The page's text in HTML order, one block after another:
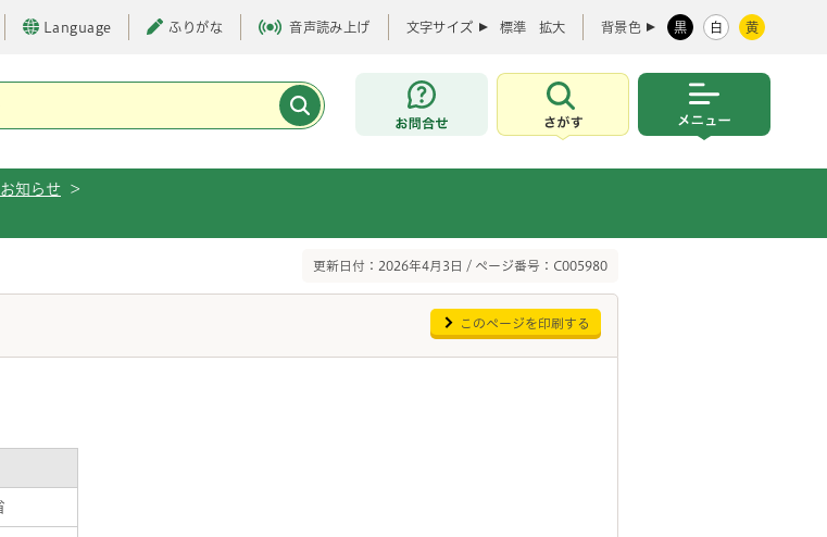
Language ふりがな 音声読み上げ 文字サイズ 標準 拡大 背景色 黒 白 黄
お問合せ
さがす
知らせ
>
更新日付：2026年4月3日 / ページ番号：C005980
このページを印刷する